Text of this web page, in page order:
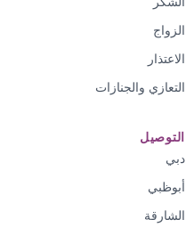
الزواج
الاعتذار
التعازي والجنازات
التوصيل
دبي
أبوظبي
الشارقة